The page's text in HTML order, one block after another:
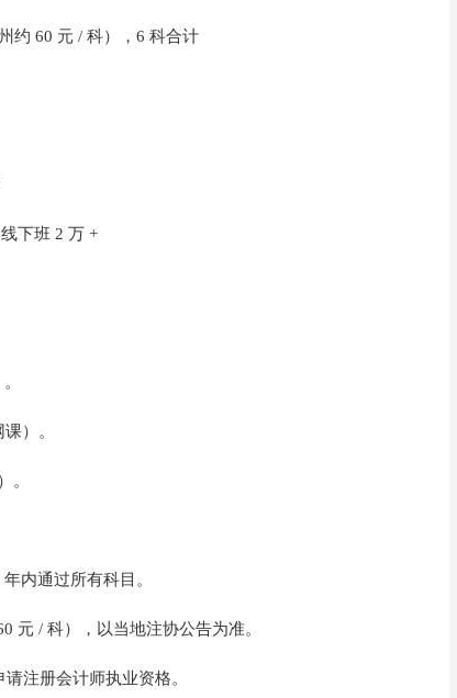
约 60 元 / 科），6 科合计
下班 2 万 +
）。
。
内通过所有科目。
元 / 科），以当地注协公告为准。
注册会计师执业资格。